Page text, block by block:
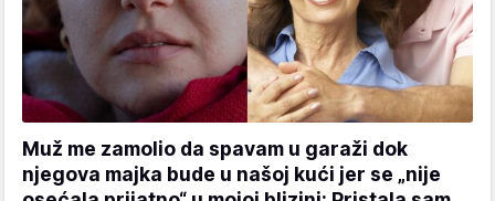
Muž me zamolio da spavam u garaži dok
njegova majka bude u našoj kući jer se „nije